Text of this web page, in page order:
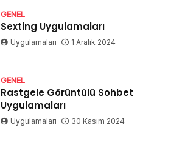
GENEL
Sexting Uygulamaları
Uygulamaları 1 Aralık 2024
GENEL
Rastgele Görüntülü Sohbet
Uygulamaları
Uygulamaları 30 Kasım 2024